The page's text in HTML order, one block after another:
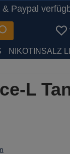
& Paypal
NIKOTINSALZ
L